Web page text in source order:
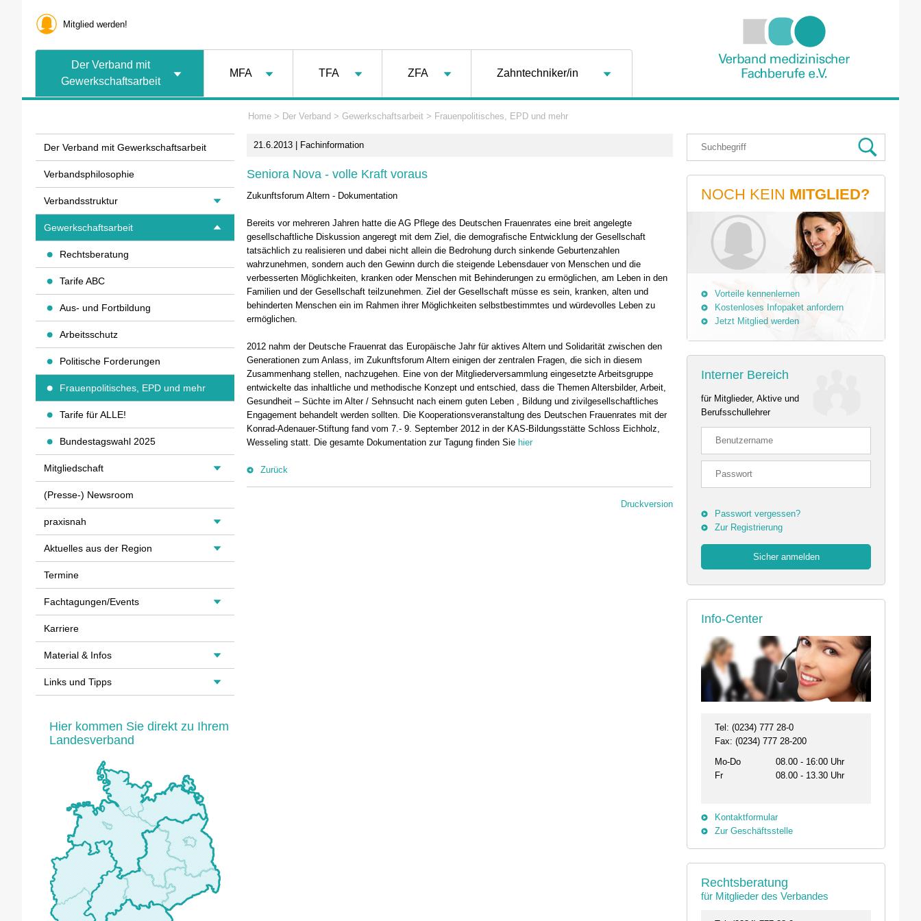
Mitglied werden!
Der Verband mit
Gewerkschaftsarbeit
MFA TFA ZFA Zahntechniker/in
Home > Der Verband > Gewerkschaftsarbeit > Frauenpolitisches, EPD und mehr
21.6.2013 | Fachinformation
Seniora Nova - volle Kraft voraus
Zukunftsforum Altern - Dokumentation
Bereits vor mehreren Jahren hatte die AG Pflege des Deutschen Frauenrates eine breit angelegte
gesellschaftliche Diskussion angeregt mit dem Ziel, die demografische Entwicklung der Gesellschaft
tatsächlich zu realisieren und dabei nicht allein die Bedrohung durch sinkende Geburtenzahlen
wahrzunehmen, sondern auch den Gewinn durch die steigende Lebensdauer von Menschen und die
verbesserten Möglichkeiten, kranken oder Menschen mit Behinderungen zu ermöglichen, am Leben in den
Familien und der Gesellschaft teilzunehmen. Ziel der Gesellschaft müsse es sein, kranken, alten und
behinderten Menschen ein im Rahmen ihrer Möglichkeiten selbstbestimmtes und würdevolles Leben zu
ermöglichen.
2012 nahm der Deutsche Frauenrat das Europäische Jahr für aktives Altern und Solidarität zwischen den
Generationen zum Anlass, im Zukunftsforum Altern einigen der zentralen Fragen, die sich in diesem
Zusammenhang stellen, nachzugehen. Eine von der Mitgliederversammlung eingesetzte Arbeitsgruppe
entwickelte das inhaltliche und methodische Konzept und entschied, dass die Themen Altersbilder, Arbeit,
Gesundheit – Süchte im Alter / Sehnsucht nach einem guten Leben , Bildung und zivilgesellschaftliches
Engagement behandelt werden sollten. Die Kooperationsveranstaltung des Deutschen Frauenrates mit der
Konrad-Adenauer-Stiftung fand vom 7.- 9. September 2012 in der KAS-Bildungsstätte Schloss Eichholz,
Wesseling statt. Die gesamte Dokumentation zur Tagung finden Sie hier
Zurück
Druckversion
NOCH KEIN MITGLIED?
Vorteile kennenlernen
Kostenloses Infopaket anfordern
Jetzt Mitglied werden
Interner Bereich
für Mitglieder, Aktive und
Berufsschullehrer
Passwort vergessen?
Zur Registrierung
Info-Center
Tel: (0234) 777 28-0
Fax: (0234) 777 28-200
Mo-Do
08.00 - 16:00 Uhr
Fr
08.00 - 13.30 Uhr
Kontaktformular
Zur Geschäftsstelle
Rechtsberatung
für Mitglieder des Verbandes
Der Verband mit Gewerkschaftsarbeit
Verbandsphilosophie
Verbandsstruktur
Gewerkschaftsarbeit
Rechtsberatung
Tarife ABC
Aus- und Fortbildung
Arbeitsschutz
Politische Forderungen
Frauenpolitisches, EPD und mehr
Tarife für ALLE!
Bundestagswahl 2025
Mitgliedschaft
(Presse-) Newsroom
praxisnah
Aktuelles aus der Region
Termine
Fachtagungen/Events
Karriere
Material & Infos
Links und Tipps
Hier kommen Sie direkt zu Ihrem
Landesverband